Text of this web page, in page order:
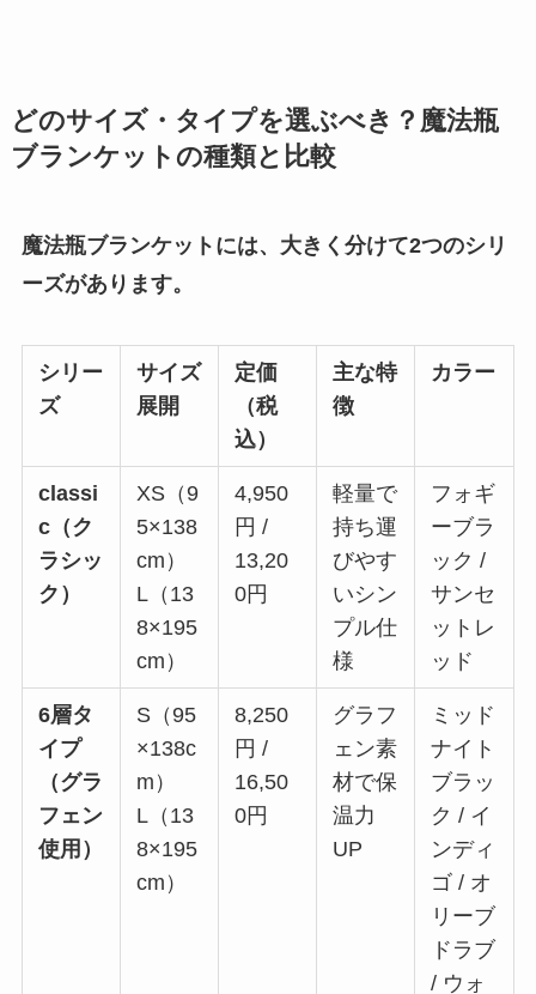
どのサイズ・タイプを選ぶべき？魔法瓶
ブランケットの種類と比較
魔法瓶ブランケットには、大きく分けて2つのシリ
ーズがあります。
シリー
ズ
サイズ
展開
定価
（税
込）
主な特
徴
カラー
classi
c（ク
ラシッ
ク）
XS（9
5×138
cm）
L（13
8×195
cm）
4,950
円 /
13,20
0円
軽量で
持ち運
びやす
いシン
プル仕
様
フォギ
ーブラ
ック /
サンセ
ットレ
ッド
6層タ
イプ
（グラ
フェン
使用）
S（95
×138c
m）
L（13
8×195
cm）
8,250
円 /
16,50
0円
グラフ
ェン素
材で保
温力
UP
ミッド
ナイト
ブラッ
ク / イ
ンディ
ゴ / オ
リーブ
ドラブ
/ ウォ